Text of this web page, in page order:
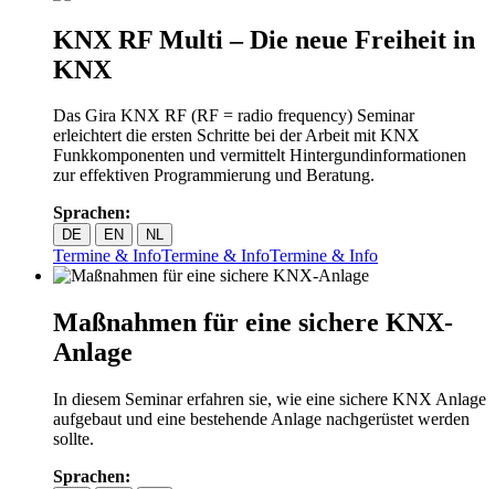
KNX RF Multi – Die neue Freiheit in
KNX
Das Gira KNX RF (RF = radio frequency) Seminar
erleichtert die ersten Schritte bei der Arbeit mit KNX
Funkkomponenten und vermittelt Hintergundinformationen
zur effektiven Programmierung und Beratung.
Sprachen:
DE EN NL
Termine & InfoTermine & InfoTermine & Info
Maßnahmen für eine sichere KNX-
Anlage
In diesem Seminar erfahren sie, wie eine sichere KNX Anlage
aufgebaut und eine bestehende Anlage nachgerüstet werden
sollte.
Sprachen: